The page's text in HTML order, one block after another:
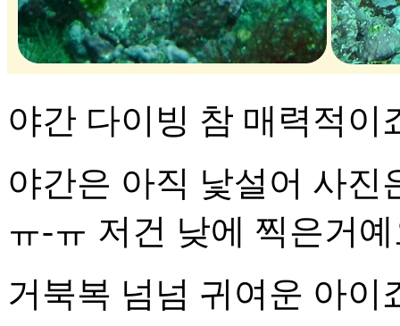
야간 다이빙 참 매력적이
야간은 아직 낯설어 사진
ㅠ-ㅠ 저건 낮에 찍은거
거북복 넘넘 귀여운 아이